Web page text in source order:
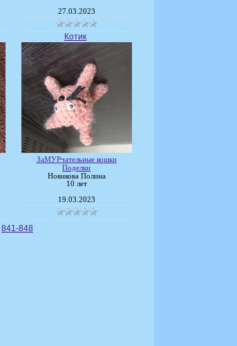
27.03.2023
Котик
ЗаМУРчательные кошки
Поделки
Новикова Полина
10 лет
19.03.2023
841-848